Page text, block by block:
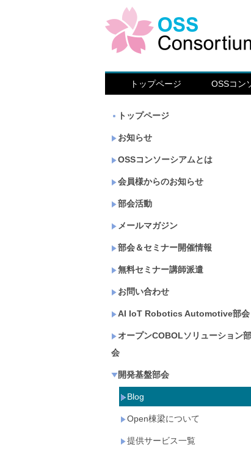
トップページ OSSコン
トップページ
お知らせ
OSSコンソーシアムとは
会員様からのお知らせ
部会活動
メールマガジン
部会＆セミナー開催情報
無料セミナー講師派遣
お問い合わせ
AI IoT Robotics Automotive部会
オープンCOBOLソリューション部
会
開発基盤部会
Blog
Open棟梁について
提供サービス一覧